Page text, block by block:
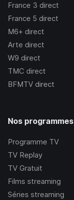
France 3 direct
France 5 direct
M6+ direct
Arte direct
W9 direct
TMC direct
BFMTV direct
Nos programmes
Programme TV
TV Replay
TV Gratuit
Films streaming
Séries streaming